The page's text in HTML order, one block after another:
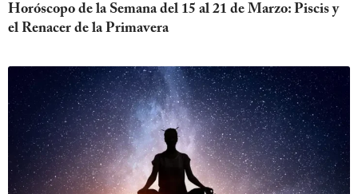
Horóscopo de la Semana del 15 al 21 de Marzo: Piscis y
el Renacer de la Primavera